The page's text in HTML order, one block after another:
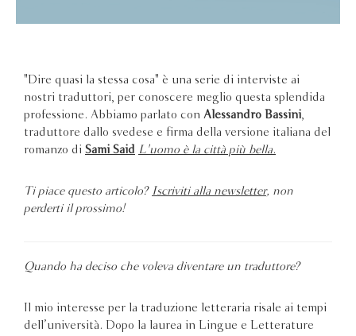
"Dire quasi la stessa cosa" è una serie di interviste ai
nostri traduttori, per conoscere meglio questa splendida
professione. Abbiamo parlato con Alessandro Bassini
traduttore dallo svedese e firma della versione italiana del
romanzo di Sami Said L'uomo è la città più bella.
Ti piace questo articolo? Iscriviti alla newsletter, non
perderti il prossimo!
Quando ha deciso che voleva diventare un traduttore?
Il mio interesse per la traduzione letteraria risale ai tempi
dell’università. Dopo la laurea in Lingue e Letterature